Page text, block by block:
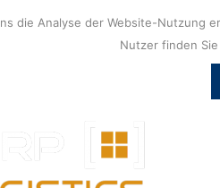
die Analyse der Website-Nutzung
Nutzer finden